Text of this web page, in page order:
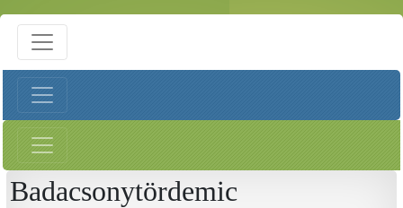
Badacsonytördemic